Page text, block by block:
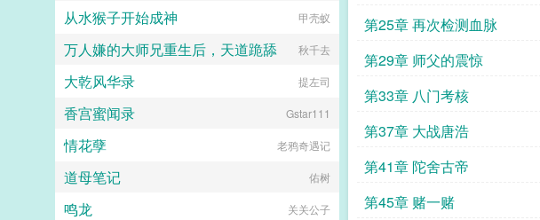
第25章 再次检测血脉
第29章 师父的震惊
第33章 八门考核
第37章 大战唐浩
第41章 陀舍古帝
第45章 赌一赌
从水猴子开始成神 甲壳蚁
万人嫌的大师兄重生后，天道跪舔 秋千去
大乾风华录 提左司
香宫蜜闻录 Gstar111
情花孽 老鸦奇遇记
道母笔记 佑树
鸣龙 关关公子